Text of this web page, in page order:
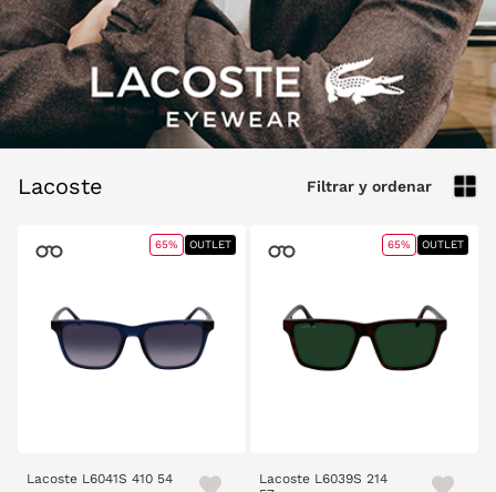
Lacoste Filtrar y ordenar
Lacoste L6041S 410 54
65% OUTLET
Lacoste L6039S 214
65% OUTLET